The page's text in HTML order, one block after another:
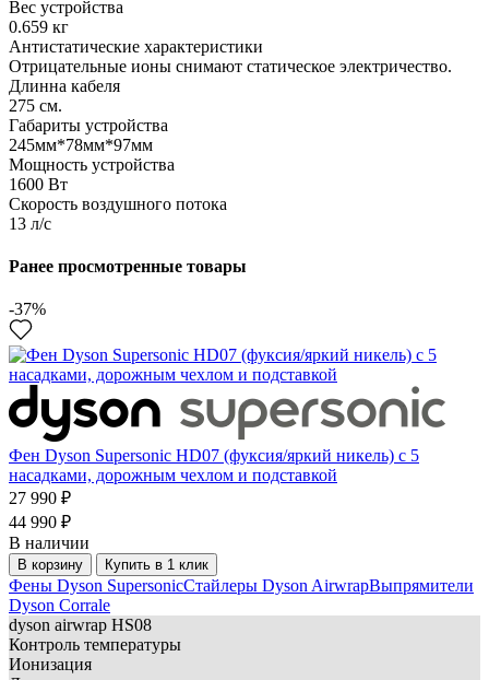
Вес устройства
0.659 кг
Антистатические характеристики
Отрицательные ионы снимают статическое электричество.
Длинна кабеля
275 см.
Габариты устройства
245мм*78мм*97мм
Мощность устройства
1600 Вт
Скорость воздушного потока
13 л/с
Ранее просмотренные товары
-37%
Фен Dyson Supersonic HD07 (фуксия/яркий никель) с 5
насадками, дорожным чехлом и подставкой
27 990 ₽
44 990 ₽
В наличии
В корзину Купить в 1 клик
Фены Dyson SupersonicСтайлеры Dyson AirwrapВыпрямители
Dyson Corrale
dyson airwrap HS08
Контроль температуры
Ионизация